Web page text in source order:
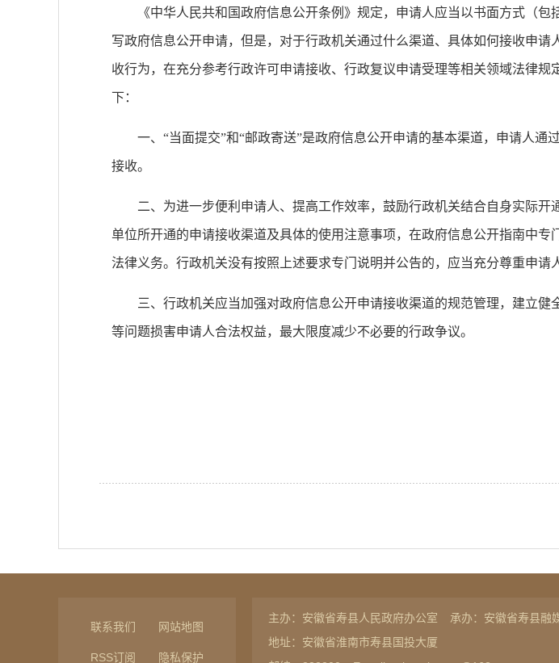
《中华人民共和国政府信息公开条例》规定，申请人应当以书面方式（
写政府信息公开申请，但是，对于行政机关通过什么渠道、具体如何接收申
收行为，在充分参考行政许可申请接收、行政复议申请受理等相关领域法律
下：
一、“当面提交”和“邮政寄送”是政府信息公开申请的基本渠道，申请人
接收。
二、为进一步便利申请人、提高工作效率，鼓励行政机关结合自身实际
单位所开通的申请接收渠道及具体的使用注意事项，在政府信息公开指南中
法律义务。行政机关没有按照上述要求专门说明并公告的，应当充分尊重申请
三、行政机关应当加强对政府信息公开申请接收渠道的规范管理，建立
等问题损害申请人合法权益，最大限度减少不必要的行政争议。
联系我们 网站地图
RSS订阅 隐私保护
主办：安徽省寿县人民政府办公室 承办：安徽省寿县融
地址：安徽省淮南市寿县国投大厦